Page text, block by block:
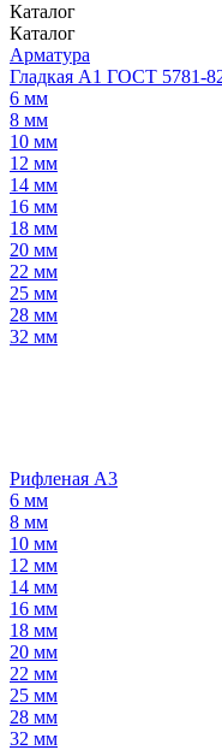
Каталог
Каталог
Арматура
Гладкая А1 ГОСТ 5781-
6 мм
8 мм
10 мм
12 мм
14 мм
16 мм
18 мм
20 мм
22 мм
25 мм
28 мм
32 мм
Рифленая А3
6 мм
8 мм
10 мм
12 мм
14 мм
16 мм
18 мм
20 мм
22 мм
25 мм
28 мм
32 мм